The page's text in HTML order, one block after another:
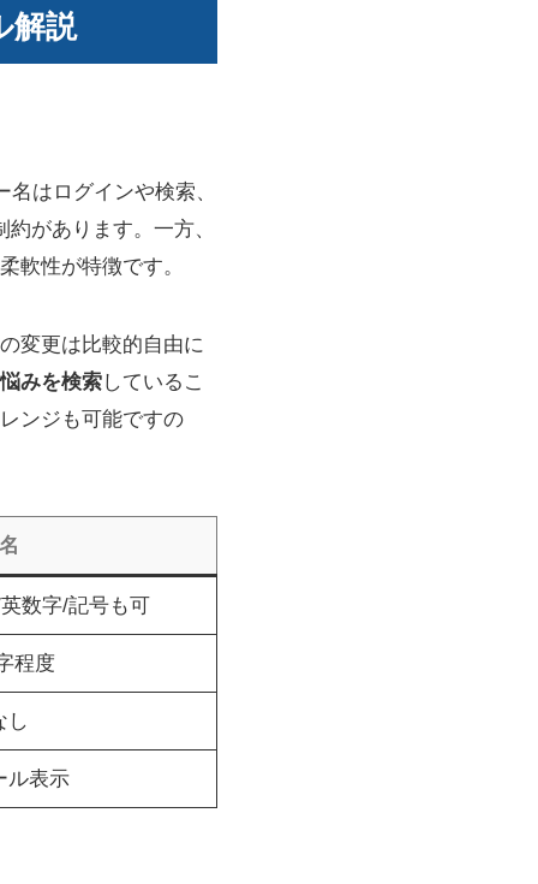
解説
はログインや検索、
約があります。一方、
軟性が特徴です。
変更は比較的自由に
みを検索しているこ
ンジも可能ですの
数字/記号も可
程度
し
ル表示